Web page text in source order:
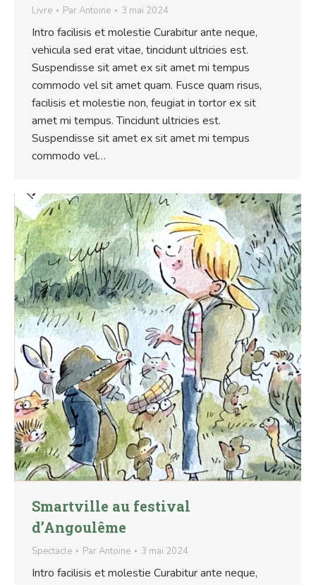
Livre ParAntoine 3 mai 2024
Intro facilisis et molestie Curabitur ante neque,
vehicula sed erat vitae, tincidunt ultricies est.
Suspendisse sit amet ex sit amet mi tempus
commodo vel sit amet quam. Fusce quam risus,
facilisis et molestie non, feugiat in tortor ex sit
amet mi tempus. Tincidunt ultricies est.
Suspendisse sit amet ex sit amet mi tempus
commodo vel…
Smartville au festival
d’Angoulême
Spectacle ParAntoine 3 mai 2024
Intro facilisis et molestie Curabitur ante neque,